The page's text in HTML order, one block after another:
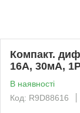
Компакт.
16А, 30мA,
В наявності
Код: R9D88616